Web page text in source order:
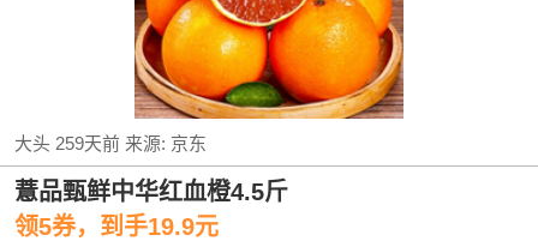
大头 259天前来源: 京东
薏品甄鲜中华红血橙4.5斤
领5券，到手19.9元